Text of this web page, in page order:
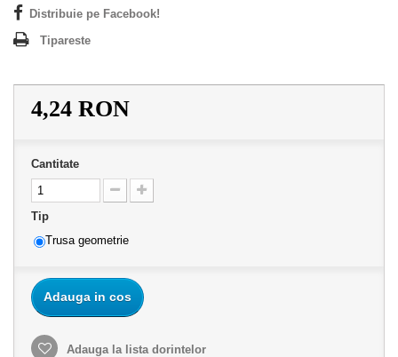
Distribuie pe Facebook!
Tipareste
4,24 RON
Cantitate
Tip
Trusa geometrie
Adauga in cos
Adauga la lista dorintelor